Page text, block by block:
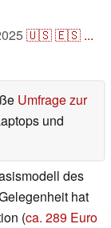
🇺🇸🇪🇸 ...
Umfrage zur
und
des
hat
(ca. 289 Euro